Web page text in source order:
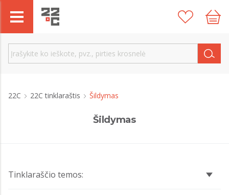
22C 22C tinklaraštis Šildymas
Šildymas
Tinklaraščio temos: